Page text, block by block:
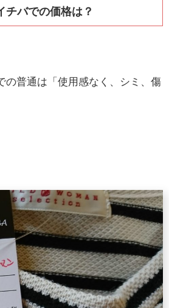
チバでの価格は？
の普通は「使用感なく、シミ、傷